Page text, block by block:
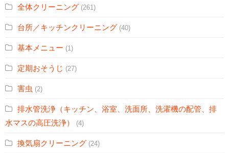
全体クリーニング (261)
台所／キッチンクリーニング (40)
基本メニュー (1)
定期おそうじ (27)
害虫 (2)
排水管洗浄（キッチン、浴室、洗面所、洗濯機の配管、排
水マスの高圧洗浄）
(4)
換気扇クリーニング (24)